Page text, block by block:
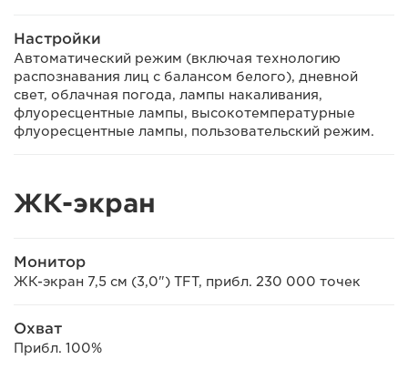
Настройки
Автоматический режим (включая технологию
распознавания лиц с балансом белого), дневной
свет, облачная погода, лампы накаливания,
флуоресцентные лампы, высокотемпературные
флуоресцентные лампы, пользовательский режим.
ЖК-экран
Монитор
ЖК-экран 7,5 см (3,0") TFT, прибл. 230 000 точек
Охват
Прибл. 100%